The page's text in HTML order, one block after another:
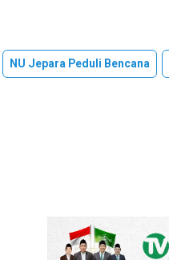
NU Jepara Peduli Bencana